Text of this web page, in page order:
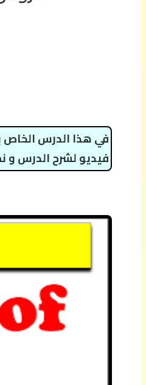
في هذا الدرس الخاص
فيديو لشرح الدرس و